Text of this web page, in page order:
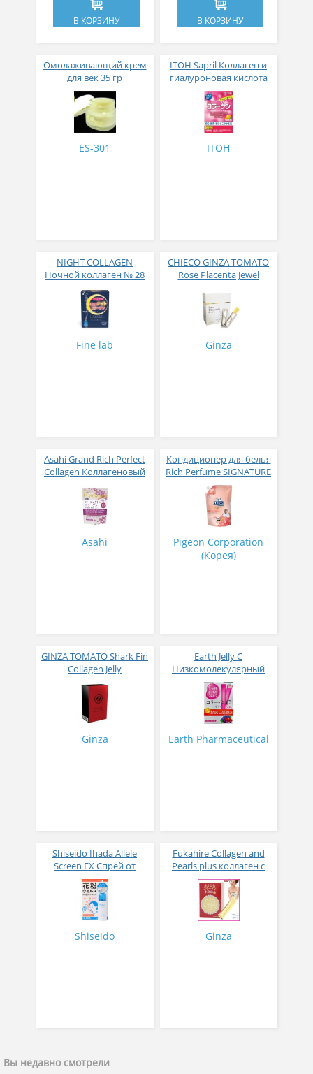
В КОРЗИНУ В КОРЗИНУ
Омолаживающий крем
для век 35 гр
ES-301
ITOH Sapril Коллаген и
гиалуроновая кислота
со вкусом манго 30
стиков
ITOH
NIGHT COLLAGEN
Ночной коллаген № 28
Fine lab
CHIECO GINZA TOMATO
Rose Placenta Jewel
в желе № 30
Ginza
Asahi Grand Rich Perfect
Collagen Коллагеновый
плацентой и
изофлавонами сои 228
гр
Asahi
Кондиционер для белья
Rich Perfume SIGNATURE
парфюмированный
супер-концентрат с
ароматом Фиеста 1,6 л
Pigeon Corporation
(Корея)
GINZA TOMATO Shark Fin
Collagen Jelly
Коллагеновое желе из
плавников голубой
акулы со вкусом манго
№ 14
Ginza
Earth Jelly C
Низкомолекулярный
рыбный коллаген с
витамином С и 5
активных компонентов
с ягодным вкусом 8 гр
Earth Pharmaceutical
Shiseido Ihada Allele
Screen EX Спрей от
вирусов и аллергий 50
гр
Shiseido
Fukahire Collagen and
Pearls plus коллаген с
жемчужным порошком
№ 30
Ginza
Вы недавно смотрели